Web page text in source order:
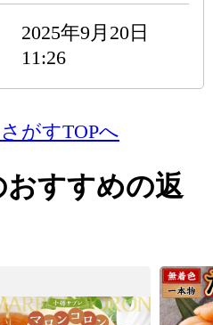
2025年9月20日
11:26
がすTOPへ
すすめの返